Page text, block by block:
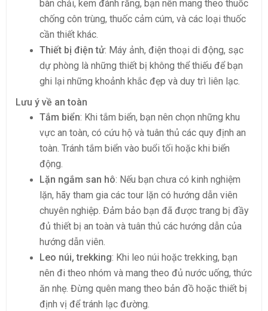
bàn chải, kem đánh răng, bạn nên mang theo thuốc
chống côn trùng, thuốc cảm cúm, và các loại thuốc
cần thiết khác.
Thiết bị điện tử: Máy ảnh, điện thoại di động, sạc
dự phòng là những thiết bị không thể thiếu để bạn
ghi lại những khoảnh khắc đẹp và duy trì liên lạc.
Lưu ý về an toàn
Tắm biển: Khi tắm biển, bạn nên chọn những khu
vực an toàn, có cứu hộ và tuân thủ các quy định an
toàn. Tránh tắm biển vào buổi tối hoặc khi biển
động.
Lặn ngắm san hô: Nếu bạn chưa có kinh nghiệm
lặn, hãy tham gia các tour lặn có hướng dẫn viên
chuyên nghiệp. Đảm bảo bạn đã được trang bị đầy
đủ thiết bị an toàn và tuân thủ các hướng dẫn của
hướng dẫn viên.
Leo núi, trekking: Khi leo núi hoặc trekking, bạn
nên đi theo nhóm và mang theo đủ nước uống, thức
ăn nhẹ. Đừng quên mang theo bản đồ hoặc thiết bị
định vị để tránh lạc đường.